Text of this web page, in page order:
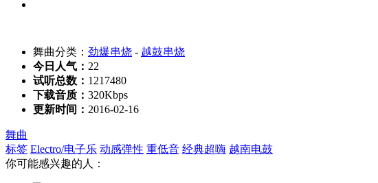
舞曲分类： 劲爆串烧 - 越鼓串烧
今日人气： 22
试听总数： 1217480
下载音质： 320Kbps
更新时间： 2016-02-16
舞曲
标签 Electro/电子乐 动感弹性 重低音 经典超嗨 越南电鼓
你可能感兴趣的人：